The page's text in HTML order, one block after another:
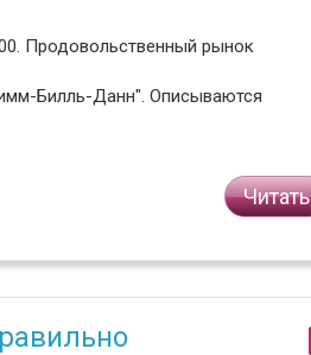
Продовольственный рынок
Билль-Данн". Описываются
Читать